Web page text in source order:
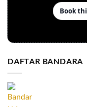
DAFTAR BANDARA